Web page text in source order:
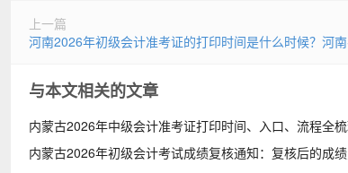
上一篇
河南2026年初级会计准考证的打印时间是什么时候？河
与本文相关的文章
内蒙古2026年中级会计准考证打印时间、入口、流程全
内蒙古2026年初级会计考试成绩复核通知：复核后的成